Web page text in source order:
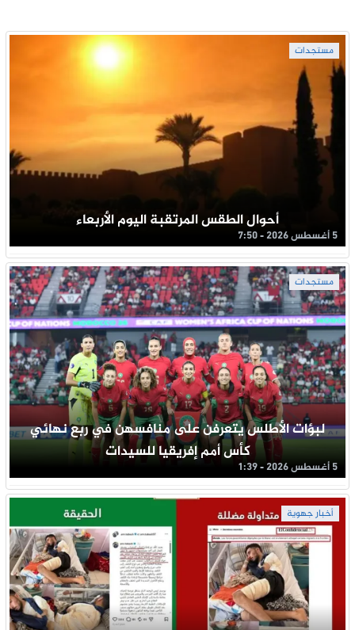
مستجدات
أحوال الطقس المرتقبة اليوم الأربعاء
5 أغسطس 2026 - 7:50
مستجدات
لبؤات الأطلس يتعرفن على منافسهن في ربع نهائي
كأس أمم إفريقيا للسيدات
5 أغسطس 2026 - 1:39
أخبار جهوية